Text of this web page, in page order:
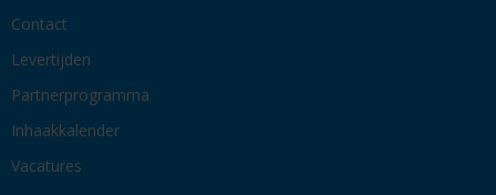
Contact
Levertijden
Partnerprogramma
Inhaakkalender
Vacatures